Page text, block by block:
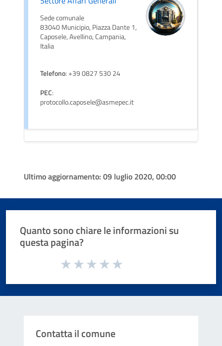
Sede comunale
83040 Municipio, Piazza Dante 1,
Caposele, Avellino, Campania,
Italia
Telefono: +39 0827 530 24
PEC:
protocollo.caposele@asmepec.it
Ultimo aggiornamento: 09 luglio 2020, 00:00
Quanto sono chiare le informazioni su
questa pagina?
Valuta da 1 a 5 stelle la pagina
Contatta il comune